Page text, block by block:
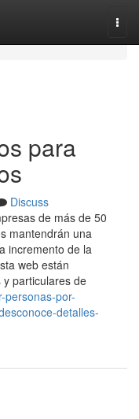
para
Discuss
de más de 50
mantendrán una
incremento de la
web están
particulares de
personas-por-
detalles-